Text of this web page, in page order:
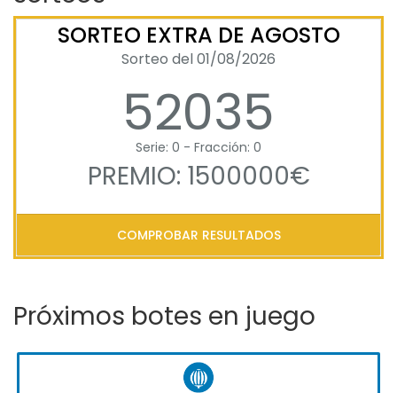
SORTEO EXTRA DE AGOSTO
Sorteo del 01/08/2026
52035
Serie: 0 - Fracción: 0
PREMIO: 1500000€
COMPROBAR RESULTADOS
Próximos botes en juego